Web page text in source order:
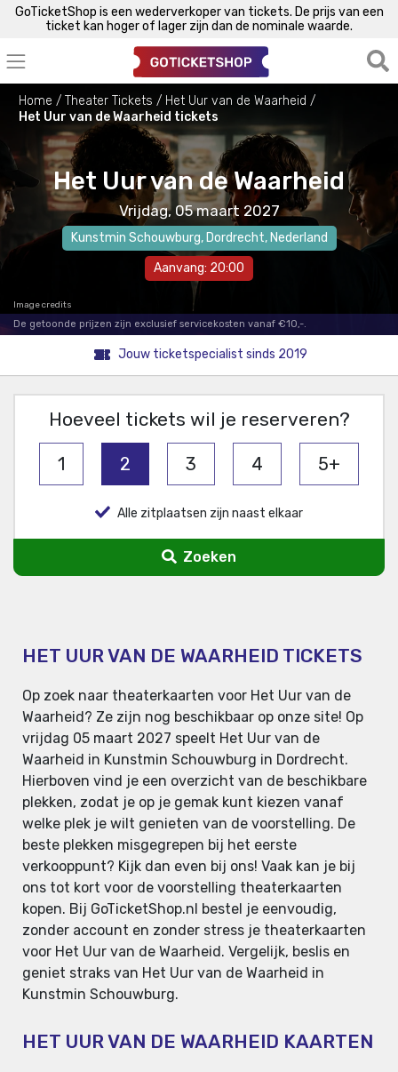
GoTicketShop is een wederverkoper van tickets. De prijs van een
ticket kan hoger of lager zijn dan de nominale waarde.
Home Theater Tickets
Het Uur van de Waarheid
Het Uur van de Waarheid tickets
Het Uur van de Waarheid
Vrijdag, 05 maart 2027
Kunstmin Schouwburg, Dordrecht, Nederland
Aanvang: 20:00
Image credits
De getoonde prijzen zijn exclusief servicekosten vanaf €10,-.
Jouw ticketspecialist sinds 2019
Hoeveel tickets wil je reserveren?
1 2 3 4 5+
Alle zitplaatsen zijn naast elkaar
Zoeken
HET UUR VAN DE WAARHEID TICKETS
Op zoek naar theaterkaarten voor Het Uur van de
Waarheid? Ze zijn nog beschikbaar op onze site! Op
vrijdag 05 maart 2027 speelt Het Uur van de
Waarheid in Kunstmin Schouwburg in Dordrecht.
Hierboven vind je een overzicht van de beschikbare
plekken, zodat je op je gemak kunt kiezen vanaf
welke plek je wilt genieten van de voorstelling. De
beste plekken misgegrepen bij het eerste
verkooppunt? Kijk dan even bij ons! Vaak kan je bij
ons tot kort voor de voorstelling theaterkaarten
kopen. Bij GoTicketShop.nl bestel je eenvoudig,
zonder account en zonder stress je theaterkaarten
voor Het Uur van de Waarheid. Vergelijk, beslis en
geniet straks van Het Uur van de Waarheid in
Kunstmin Schouwburg.
HET UUR VAN DE WAARHEID KAARTEN